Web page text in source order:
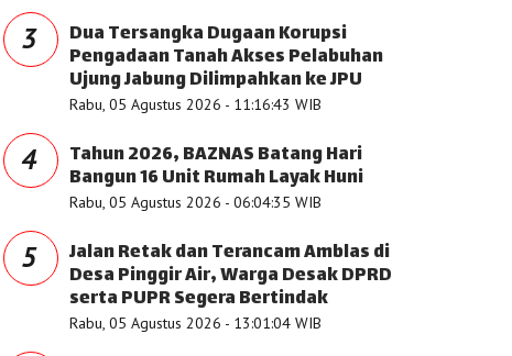
3 Dua Tersangka Dugaan Korupsi
Pengadaan Tanah Akses Pelabuhan
Ujung Jabung Dilimpahkan ke JPU
Rabu, 05 Agustus 2026 - 11:16:43 WIB
4 Tahun 2026, BAZNAS Batang Hari
Bangun 16 Unit Rumah Layak Huni
Rabu, 05 Agustus 2026 - 06:04:35 WIB
5 Jalan Retak dan Terancam Amblas di
Desa Pinggir Air, Warga Desak DPRD
serta PUPR Segera Bertindak
Rabu, 05 Agustus 2026 - 13:01:04 WIB